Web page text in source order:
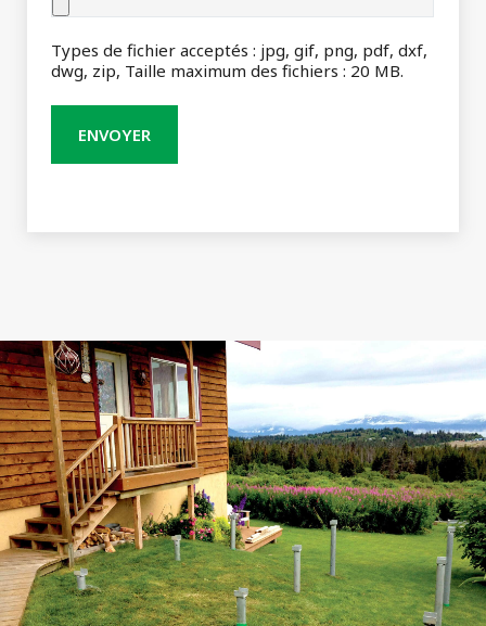
Types de fichier acceptés : jpg, gif, png, pdf, dxf,
dwg, zip, Taille maximum des fichiers : 20 MB.